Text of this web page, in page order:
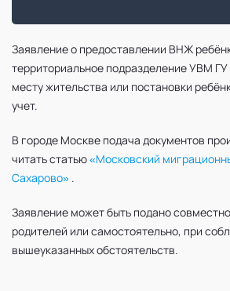
Заявление о предоставлении ВНЖ
территориальное подразделение УВМ
месту жительства или постановки
учет.
В городе Москве подача документов
читать статью«Московский
Сахарово» .
Заявление может быть подано
родителей или самостоятельно, при
вышеуказанных обстоятельств.